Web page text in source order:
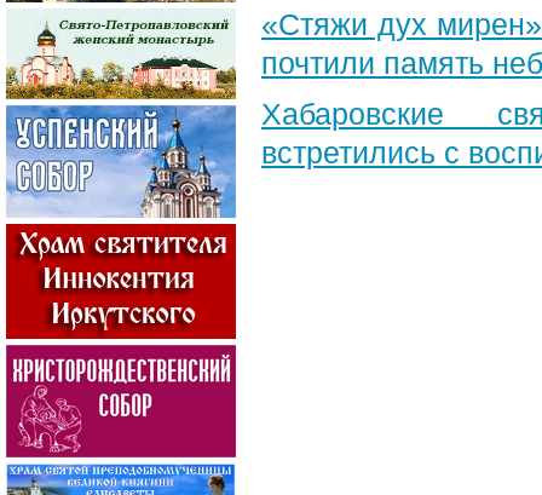
«Стяжи дух
почтили память
Хабаровские
встретились с